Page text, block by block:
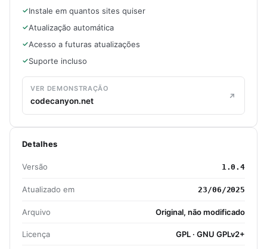
Instale em quantos sites quiser
Atualização automática
Acesso a futuras atualizações
Suporte incluso
VER DEMONSTRAÇÃO
codecanyon.net
Detalhes
Versão 1.0.4
Atualizado em 23/06/2025
Arquivo Original, não modificado
Licença GPL · GNU GPLv2+